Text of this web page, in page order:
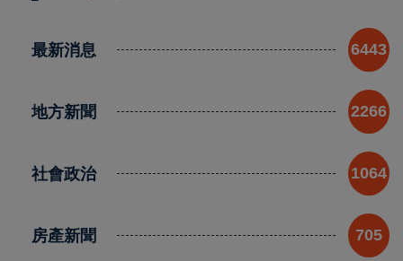
最新消息 6443
地方新聞 2266
社會政治 1064
房產新聞 705